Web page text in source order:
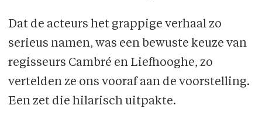
Dat de acteurs het grappige verhaal zo
serieus namen, was een bewuste keuze van
regisseurs Cambré en Liefhooghe, zo
vertelden ze ons vooraf aan de voorstelling.
Een zet die hilarisch uitpakte.